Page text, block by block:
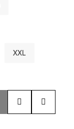
XXL